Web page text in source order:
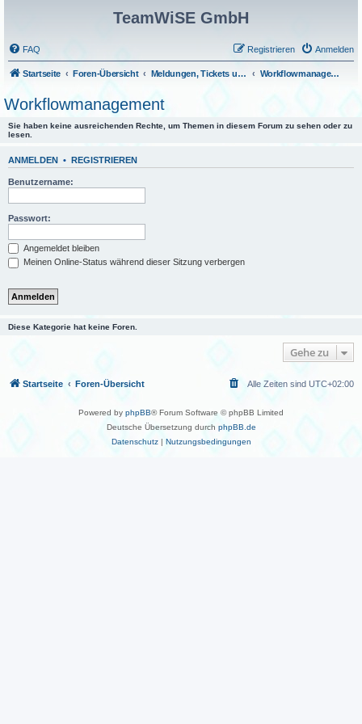
TeamWiSE GmbH
FAQ Anmelden
Registrieren
Startseite Foren-Übersicht Meldungen, Tickets und Fragen Workflowmanagement
Workflowmanagement
Sie haben keine ausreichenden Rechte, um Themen in diesem Forum zu sehen oder zu
lesen.
ANMELDEN • REGISTRIEREN
Benutzername:
Passwort:
Angemeldet bleiben
Meinen Online-Status während dieser Sitzung verbergen
Diese Kategorie hat keine Foren.
Gehe zu
Startseite Foren-Übersicht Alle Zeiten sind UTC+02:00
Powered by phpBB® Forum Software © phpBB Limited
Deutsche Übersetzung durch phpBB.de
Datenschutz| Nutzungsbedingungen